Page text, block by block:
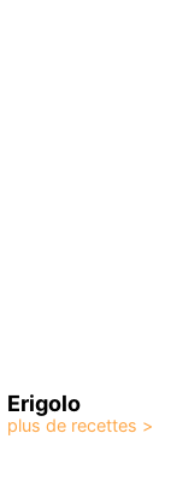
Erigolo